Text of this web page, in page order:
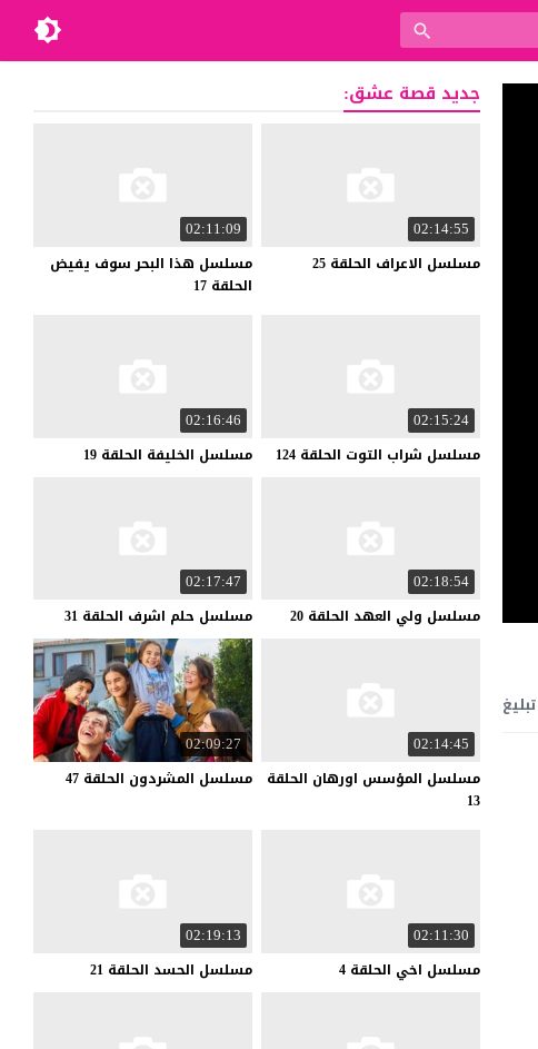
تبليغ
جديد قصة عشق:
02:14:55
مسلسل الاعراف الحلقة 25
02:11:09
مسلسل هذا البحر سوف يفيض
الحلقة 17
02:15:24
مسلسل شراب التوت الحلقة 124
02:16:46
مسلسل الخليفة الحلقة 19
02:18:54
مسلسل ولي العهد الحلقة 20
02:17:47
مسلسل حلم اشرف الحلقة 31
02:14:45
مسلسل المؤسس اورهان الحلقة
13
02:09:27
مسلسل المشردون الحلقة 47
02:11:30
مسلسل اخي الحلقة 4
02:19:13
مسلسل الحسد الحلقة 21